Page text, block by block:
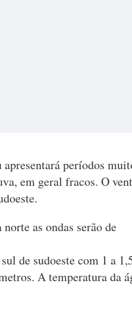
períodos
em geral fracos. O
as ondas serão de
de sudoeste com 1 a
A temperatura da